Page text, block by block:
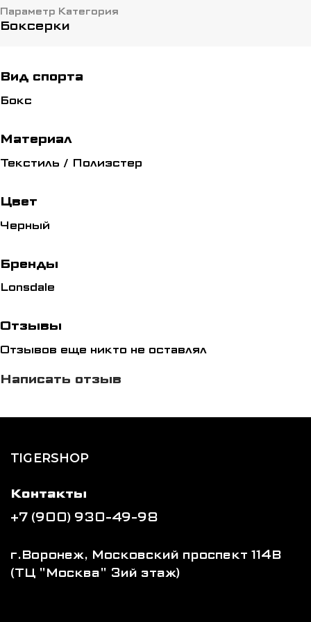
Параметр Категория
Боксерки
Вид спорта
Бокс
Материал
Текстиль / Полиэстер
Цвет
Черный
Бренды
Lonsdale
Отзывы
Отзывов еще никто не оставлял
Написать отзыв
TIGERSHOP
Контакты
+7 (900) 930-49-98
г.Воронеж, Московский проспект 114В
(ТЦ "Москва" 3ий этаж)